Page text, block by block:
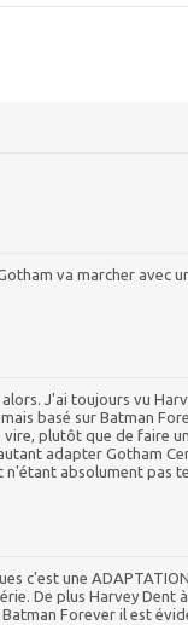
va marcher avec
J'ai toujours vu
basé sur Batman
vire, plutôt que de faire
adapter Gotham
absolument pas
c'est une
De plus Harvey Dent
Forever il est